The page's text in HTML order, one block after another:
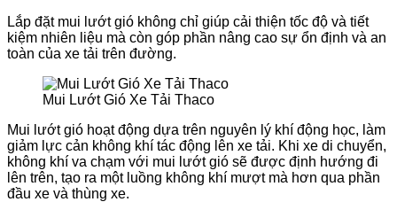
Lắp đặt mui lướt gió không chỉ giúp cải thiện tốc độ và tiết
kiệm nhiên liệu mà còn góp phần nâng cao sự ổn định và an
toàn của xe tải trên đường.
Mui Lướt Gió Xe Tải Thaco
Mui lướt gió hoạt động dựa trên nguyên lý khí động học, làm
giảm lực cản không khí tác động lên xe tải. Khi xe di chuyển,
không khí va chạm với mui lướt gió sẽ được định hướng đi
lên trên, tạo ra một luồng không khí mượt mà hơn qua phần
đầu xe và thùng xe.